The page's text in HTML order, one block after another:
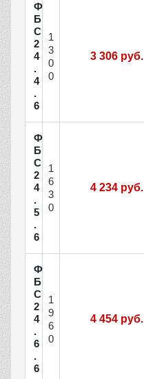
Ф
Б
С
2
4
.
4
.
6
1
3
0
0
3 306 руб.
Ф
Б
С
2
4
.
5
.
6
1
6
3
0
4 234 руб.
Ф
Б
С
2
4
.
6
.
6
1
9
6
0
4 454 руб.